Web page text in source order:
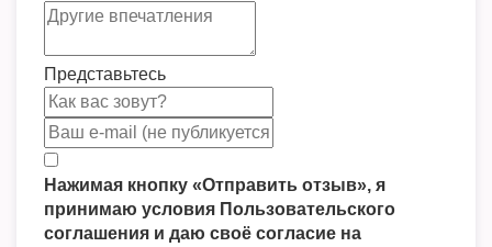
Представьтесь
Нажимая кнопку «Отправить отзыв», я
принимаю условия Пользовательского
соглашения и даю своё согласие на